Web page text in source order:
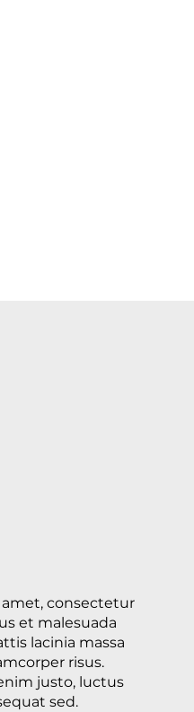
consectetur
et malesuada
lacinia massa
risus.
justo, luctus
sed.